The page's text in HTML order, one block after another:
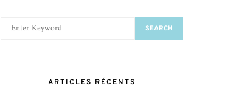
FOR:
SEARCH
ARTICLES RÉCENTS